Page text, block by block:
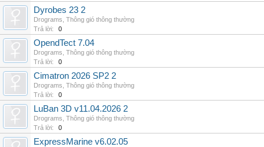
Dyrobes 23 2
Drograms Thông gió thông thường
Trả lời:
0
OpendTect 7.04
Drograms Thông gió thông thường
Trả lời:
0
Cimatron 2026 SP2 2
Drograms Thông gió thông thường
Trả lời:
0
LuBan 3D v11.04.2026 2
Drograms Thông gió thông thường
Trả lời:
0
ExpressMarine v6.02.05